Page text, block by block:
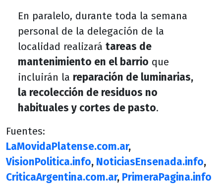
En paralelo, durante toda la semana
personal de la delegación de la
localidad realizará tareas de
mantenimiento en el barrio que
incluirán la reparación de luminarias,
la recolección de residuos no
habituales y cortes de pasto.
Fuentes:
LaMovidaPlatense.com.ar,
VisionPolitica.info, NoticiasEnsenada.info,
CriticaArgentina.com.ar, PrimeraPagina.info